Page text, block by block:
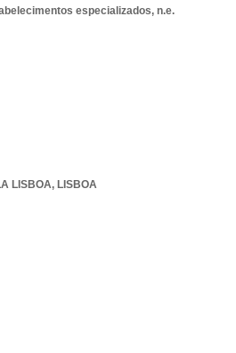
especializados, n.e.
LISBOA, LISBOA